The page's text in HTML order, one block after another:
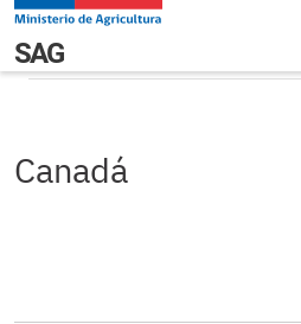
Pasar al contenido principal
Navegación principal
SAGCanadá
Canadá